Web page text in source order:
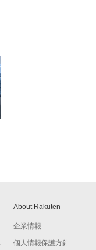
About Rakuten
企業情報
個人情報保護方針